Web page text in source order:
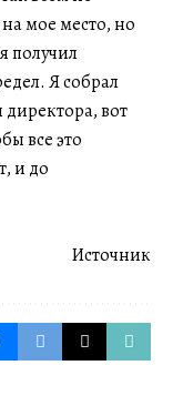
мое место, но
получил
Я собрал
вот
все это
и до
Источник